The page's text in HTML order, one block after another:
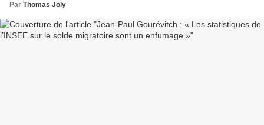
Par Thomas Joly